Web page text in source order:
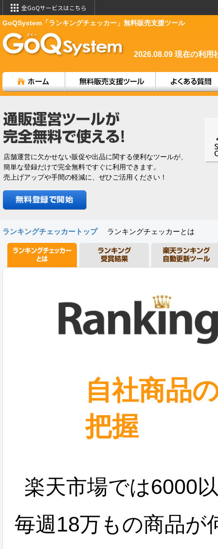
全GoQサービスはこちら
GoQSystem「ランキングチェッカー」無料販売支援ツール
2026.08.09 現在の利用
店舗運営に欠かせない販促や出品に関する便利なツールが、
簡単な登録だけで完全無料ですぐに利用できます。
売上げアップや手間の軽減に、ぜひご活用ください！
ランキングチェッカートップ ランキングチェッカーとは
自社商品
把握
楽天市場では6000
毎週18万もの商品が